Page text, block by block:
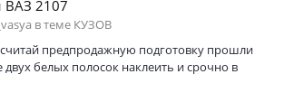
ВАЗ 2107
в теме КУЗОВ
предпродажную подготовку прошли
двух белых полосок наклеить и срочно в